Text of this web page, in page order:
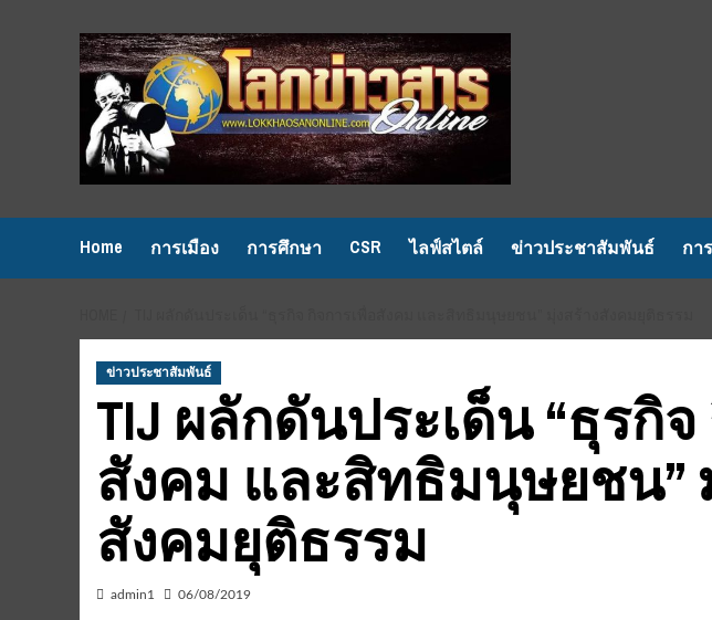
Home การเมือง การศึกษา CSR ไลฟ์สไตล์ ข่าวประชาสัมพันธ์ กา
ข่าวประชาสัมพันธ์
TIJ ผลักดันประเด็น “ธุรกิ
สังคม และสิทธิมนุษยชน”
สังคมยุติธรรม
admin1 06/08/2019